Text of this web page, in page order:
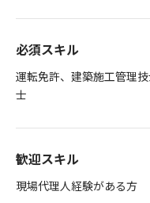
必須スキル
運転免許、建築施工管理
士
歓迎スキル
現場代理人経験がある方